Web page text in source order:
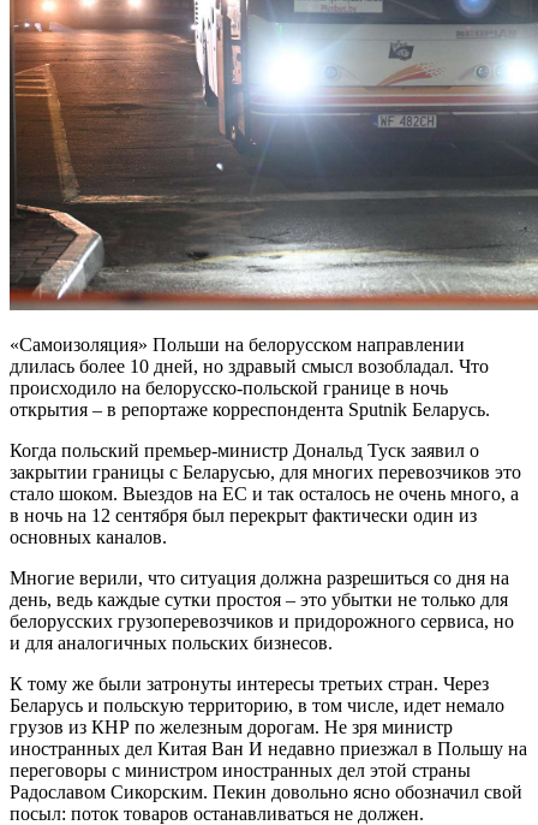
«Самоизоляция» Польши на белорусском направлении
длилась более 10 дней, но здравый смысл возобладал. Что
происходило на белорусско-польской границе в ночь
открытия – в репортаже корреспондента Sputnik Беларусь.
Когда польский премьер-министр Дональд Туск заявил о
закрытии границы с Беларусью, для многих перевозчиков это
стало шоком. Выездов на ЕС и так осталось не очень много, а
в ночь на 12 сентября был перекрыт фактически один из
основных каналов.
Многие верили, что ситуация должна разрешиться со дня на
день, ведь каждые сутки простоя – это убытки не только для
белорусских грузоперевозчиков и придорожного сервиса, но
и для аналогичных польских бизнесов.
К тому же были затронуты интересы третьих стран. Через
Беларусь и польскую территорию, в том числе, идет немало
грузов из КНР по железным дорогам. Не зря министр
иностранных дел Китая Ван И недавно приезжал в Польшу на
переговоры с министром иностранных дел этой страны
Радославом Сикорским. Пекин довольно ясно обозначил свой
посыл: поток товаров останавливаться не должен.